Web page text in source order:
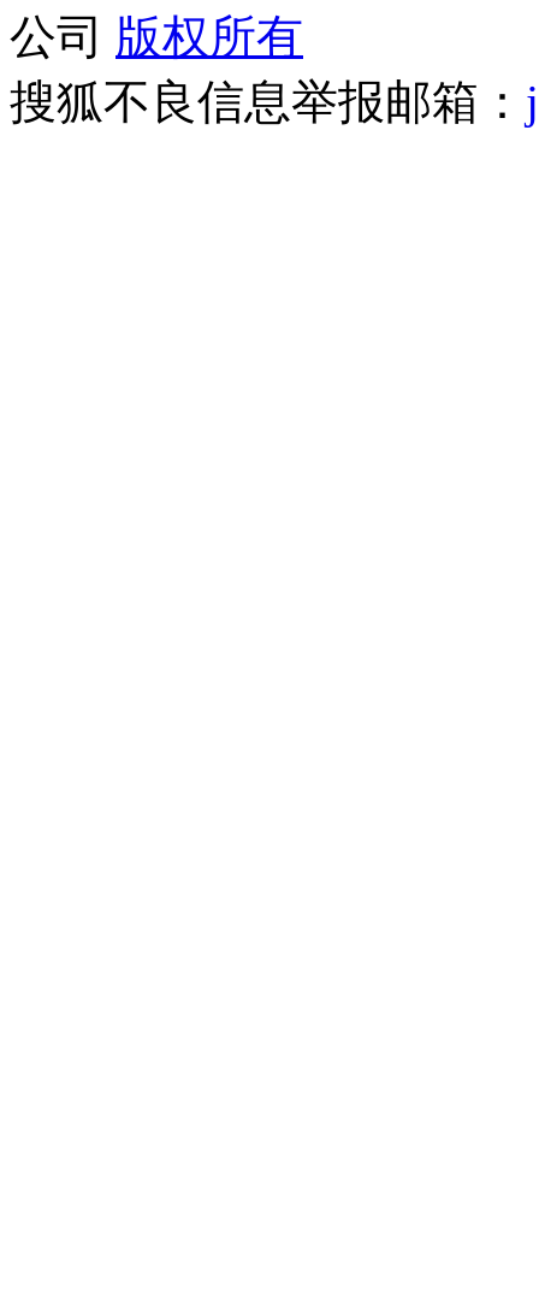
公司 版权所有
搜狐不良信息举报邮箱：